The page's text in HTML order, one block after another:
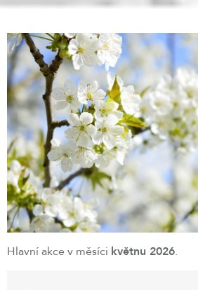
Hlavní akce v měsíci květnu 2026.